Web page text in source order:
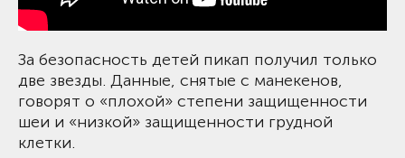
За безопасность детей пикап получил только
две звезды. Данные, снятые с манекенов,
говорят о «плохой» степени защищенности
шеи и «низкой» защищенности грудной
клетки.